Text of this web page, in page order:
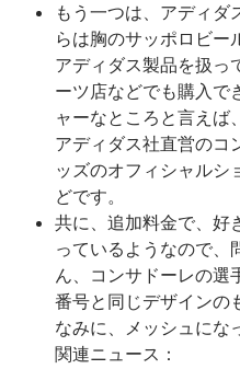
もう一つは、アディダ
らは胸のサッポロビー
アディダス製品を扱っ
ーツ店などでも購入で
ャーなところと言えば
アディダス社直営のコ
ッズのオフィシャルシ
どです。
共に、追加料金で、好
っているようなので、
ん、コンサドーレの選
番号と同じデザインの
なみに、メッシュにな
関連ニュース：